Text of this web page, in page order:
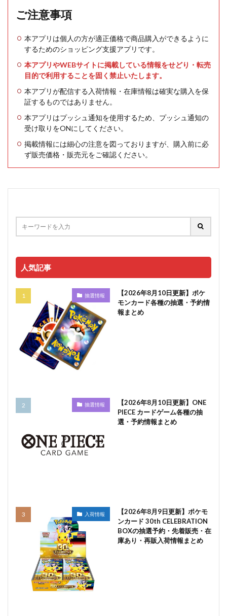
ご注意事項
本アプリは個人の方が適正価格で商品購入ができるように
するためのショッピング支援アプリです。
本アプリやWEBサイトに掲載している情報をせどり・転売
目的で利用することを固く禁止いたします。
本アプリが配信する入荷情報・在庫情報は確実な購入を保
証するものではありません。
本アプリはプッシュ通知を使用するため、プッシュ通知の
受け取りをONにしてください。
掲載情報には細心の注意を図っておりますが、購入前に必
ず販売価格・販売元をご確認ください。
人気記事
抽選情報
【2026年8月10日更新】ポケ
モンカード各種の抽選・予約情
報まとめ
抽選情報
【2026年8月10日更新】ONE
PIECE カードゲーム各種の抽
選・予約情報まとめ
入荷情報
【2026年8月9日更新】ポケモ
ンカード 30th CELEBRATION
BOXの抽選予約・先着販売・在
庫あり・再販入荷情報まとめ